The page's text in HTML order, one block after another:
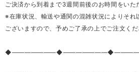
ご決済から到着まで3週間前後のお時間をいた
※在庫状況、輸送や通関の混雑状況によりそれ
ございますので、予めご了承の上でご注文くだ